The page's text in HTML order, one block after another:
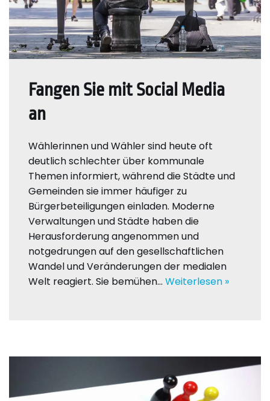
Fangen Sie mit Social Media
an
Wählerinnen und Wähler sind heute oft
deutlich schlechter über kommunale
Themen informiert, während die Städte und
Gemeinden sie immer häufiger zu
Bürgerbeteiligungen einladen. Moderne
Verwaltungen und Städte haben die
Herausforderung angenommen und
notgedrungen auf den gesellschaftlichen
Wandel und Veränderungen der medialen
Welt reagiert. Sie bemühen… Weiterlesen »